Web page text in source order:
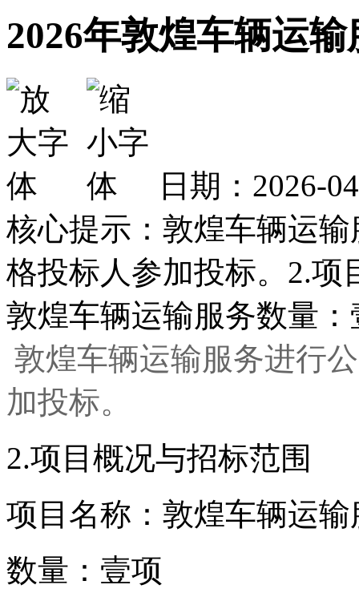
2026年敦煌车辆运
日期：2026-
核心提示：敦煌车辆运
格投标人参加投标。2.项
敦煌车辆运输服务数量
敦煌车辆运输服务进行
加投标。
2.项目概况与招标范围
项目名称：敦煌车辆运输
数量：壹项